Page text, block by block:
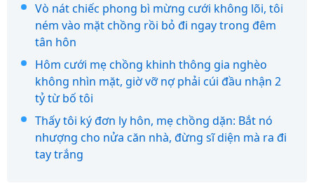
Vò nát chiếc phong bì mừng cưới không lõi, tôi
ném vào mặt chồng rồi bỏ đi ngay trong đêm
tân hôn
Hôm cưới mẹ chồng khinh thông gia nghèo
không nhìn mặt, giờ vỡ nợ phải cúi đầu nhận 2
tỷ từ bố tôi
Thấy tôi ký đơn ly hôn, mẹ chồng dặn: Bắt nó
nhượng cho nửa căn nhà, đừng sĩ diện mà ra đi
tay trắng